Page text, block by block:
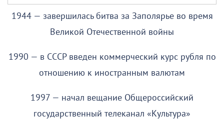
1944 — завершилась битва за Заполярье во время
Великой Отечественной войны
1990 — в СССР введен коммерческий курс рубля по
отношению к иностранным валютам
1997 — начал вещание Общероссийский
государственный телеканал «Культура»